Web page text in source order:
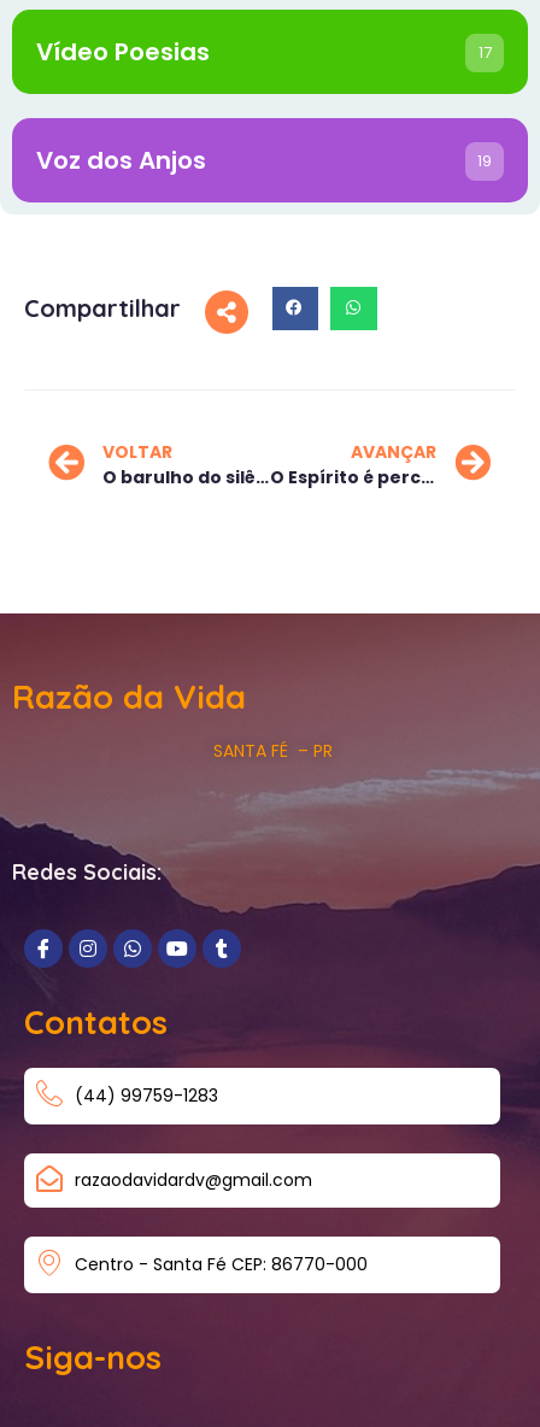
Vídeo Poesias 17
Voz dos Anjos 19
Compartilhar
VOLTAR
O barulho do silêncio
AVANÇAR
O Espírito é perceptível
Razão da Vida
SANTA FÉ – PR
Redes Sociais:
Contatos
(44) 99759-1283
razaodavidardv@gmail.com
Centro - Santa Fé CEP: 86770-000
Siga-nos